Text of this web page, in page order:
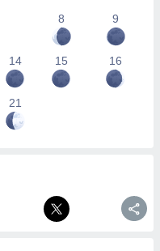
8
9
14 15 16
21